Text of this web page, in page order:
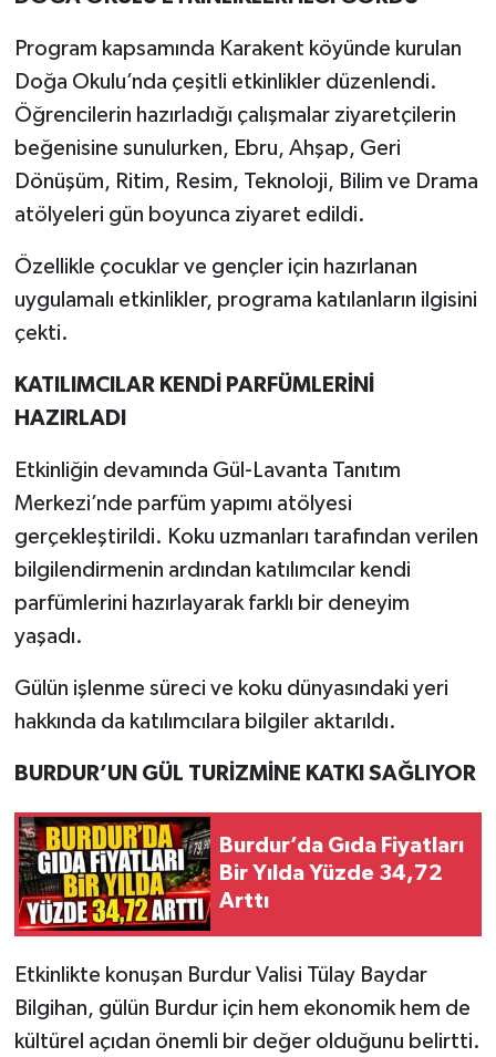
Program kapsamında Karakent köyünde kurulan
Doğa Okulu’nda çeşitli etkinlikler düzenlendi.
Öğrencilerin hazırladığı çalışmalar ziyaretçilerin
beğenisine sunulurken, Ebru, Ahşap, Geri
Dönüşüm, Ritim, Resim, Teknoloji, Bilim ve Drama
atölyeleri gün boyunca ziyaret edildi.
Özellikle çocuklar ve gençler için hazırlanan
uygulamalı etkinlikler, programa katılanların ilgisini
çekti.
KATILIMCILAR KENDİ PARFÜMLERİNİ
HAZIRLADI
Etkinliğin devamında Gül-Lavanta Tanıtım
Merkezi’nde parfüm yapımı atölyesi
gerçekleştirildi. Koku uzmanları tarafından verilen
bilgilendirmenin ardından katılımcılar kendi
parfümlerini hazırlayarak farklı bir deneyim
yaşadı.
Gülün işlenme süreci ve koku dünyasındaki yeri
hakkında da katılımcılara bilgiler aktarıldı.
BURDUR’UN GÜL TURİZMİNE KATKI SAĞLIYOR
Burdur’da Gıda Fiyatları
Bir Yılda Yüzde 34,72
Arttı
Etkinlikte konuşan Burdur Valisi Tülay Baydar
Bilgihan, gülün Burdur için hem ekonomik hem de
kültürel açıdan önemli bir değer olduğunu belirtti.